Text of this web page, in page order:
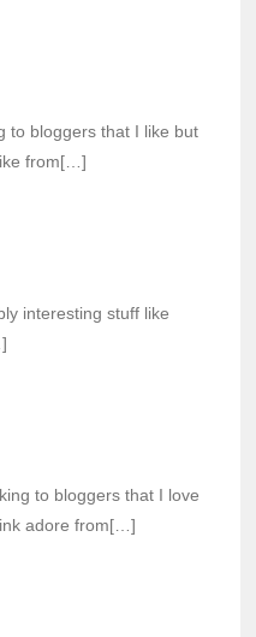
to bloggers that I like but
from[…]
interesting stuff like
to bloggers that I love
adore from[…]